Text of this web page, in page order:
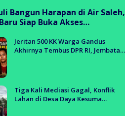
Bangun Harapan di Air Saleh,
Siap Buka Akses
Jeritan 500 KK Warga Gandus
Akhirnya Tembus DPR RI, Jembatan
Tiga Kali Mediasi Gagal, Konflik
Lahan di Desa Daya Kesuma